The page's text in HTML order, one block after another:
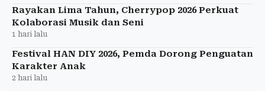
Rayakan Lima Tahun, Cherrypop 2026 Perkuat
Kolaborasi Musik dan Seni
1 hari lalu
Festival HAN DIY 2026, Pemda Dorong Penguatan
Karakter Anak
2 hari lalu